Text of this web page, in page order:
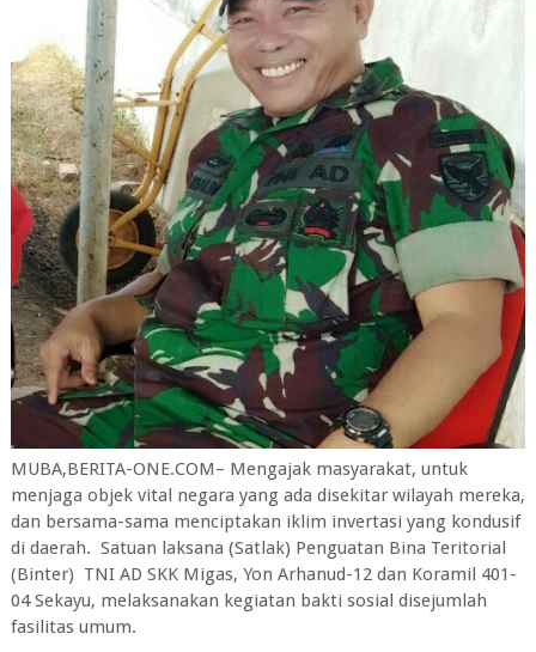
MUBA,BERITA-ONE.COM– Mengajak masyarakat, untuk
menjaga objek vital negara yang ada disekitar wilayah mereka,
dan bersama-sama menciptakan iklim invertasi yang kondusif
di daerah. Satuan laksana (Satlak) Penguatan Bina Teritorial
(Binter) TNI AD SKK Migas, Yon Arhanud-12 dan Koramil 401-
04 Sekayu, melaksanakan kegiatan bakti sosial disejumlah
fasilitas umum.